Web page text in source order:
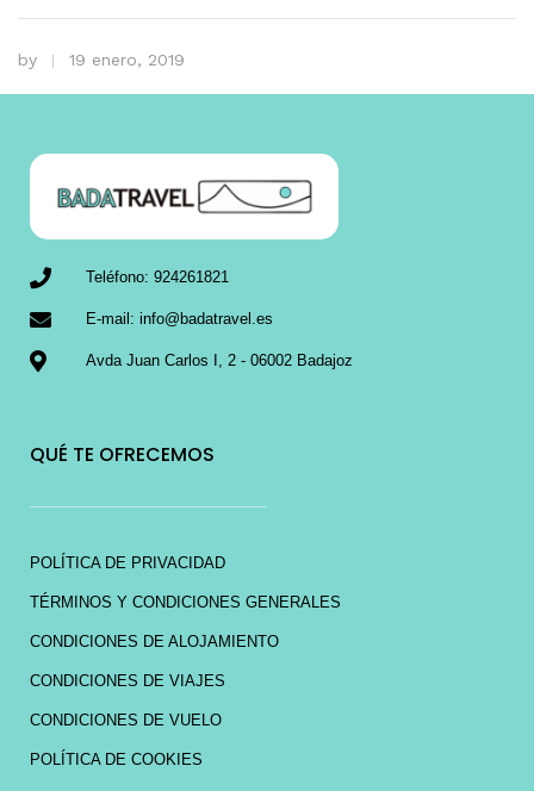
by 19 enero, 2019
Teléfono: 924261821
E-mail: info@badatravel.es
Avda Juan Carlos I, 2 - 06002 Badajoz
QUÉ TE OFRECEMOS
POLÍTICA DE PRIVACIDAD
TÉRMINOS Y CONDICIONES GENERALES
CONDICIONES DE ALOJAMIENTO
CONDICIONES DE VIAJES
CONDICIONES DE VUELO
POLÍTICA DE COOKIES